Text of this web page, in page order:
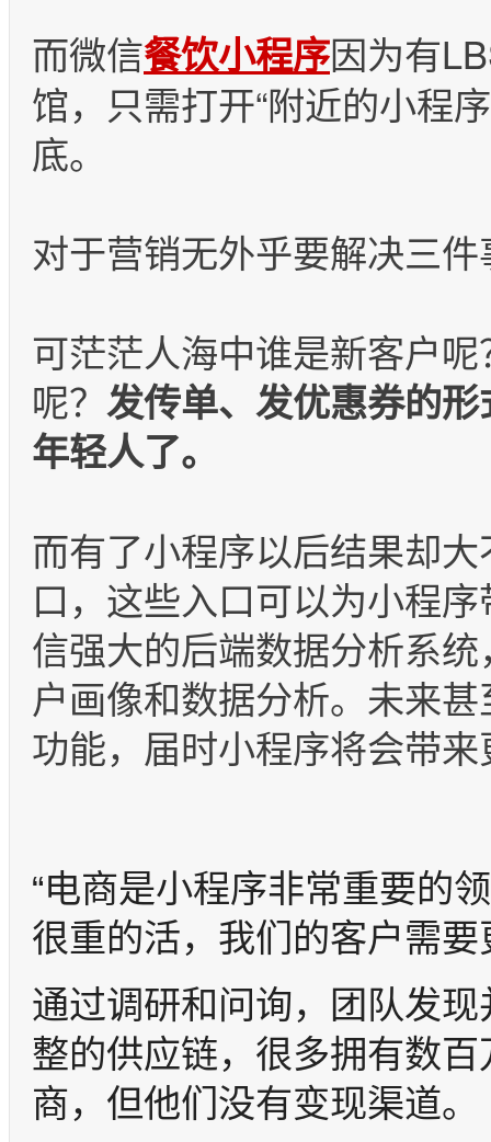
而微信餐饮小程序因为有
馆，只需打开“附近的小程
底。
对于营销无外乎要解决三件
可茫茫人海中谁是新客户
呢？ 发传单、发优惠券的
年轻人了。
而有了小程序以后结果却
口，这些入口可以为小程
信强大的后端数据分析系
户画像和数据分析。未来
功能，届时小程序将会带
“电商是小程序非常重要的
很重的活，我们的客户需要
通过调研和问询，团队发
整的供应链，很多拥有数百
商，但他们没有变现渠道。